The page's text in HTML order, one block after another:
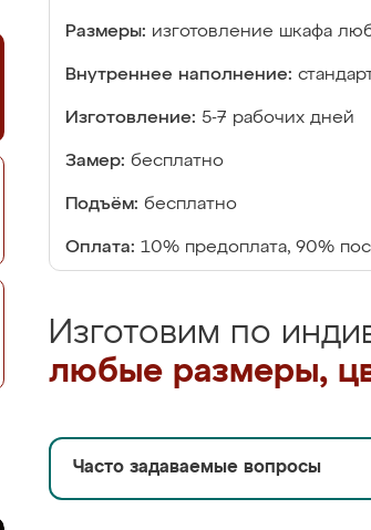
Размеры: изготовление шкафа
Внутреннее наполнение:
Изготовление: 5-7 рабочих дней
Замер: бесплатно
Подъём: бесплатно
Оплата: 10% предоплата, 90%
Изготовим по
любые размеры,
Часто задаваемые вопросы